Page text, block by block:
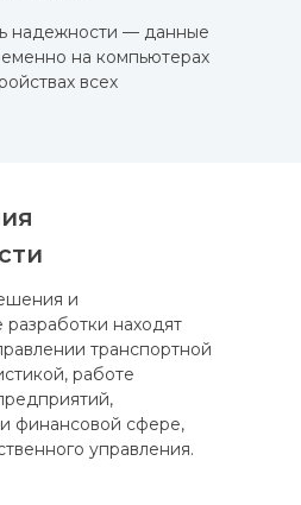
надежности — данные
на компьютерах
всех
и
разработки находят
транспортной
работе
финансовой сфере,
управления.